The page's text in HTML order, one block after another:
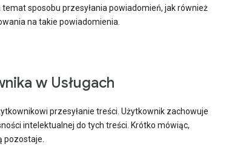
sposobu przesyłania powiadomień, jak również
na takie powiadomienia.
w Usługach
przesyłanie treści. Użytkownik zachowuje
intelektualnej do tych treści. Krótko mówiąc,
pozostaje.